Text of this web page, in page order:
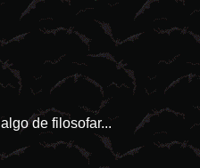
de filosofar...